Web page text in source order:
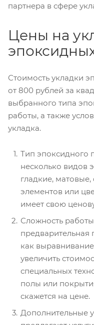
партнера в сфере
Цены на
Стоимость укладки
от 800 рублей за
выбранного типа
работы, а также
укладка.
Тип эпоксидного
несколько видов
гладкие,
элементов или
имеет свою
Сложность
предварительная
как
увеличить
специальных
полы или
скажется на цене.
Дополнительные